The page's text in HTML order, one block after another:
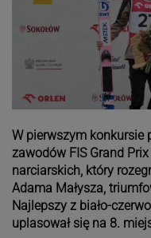
W pierwszym konkursie
zawodów FIS Grand
narciarskich, który
Adama Małysza,
Najlepszy z biało-
uplasował się na 8.